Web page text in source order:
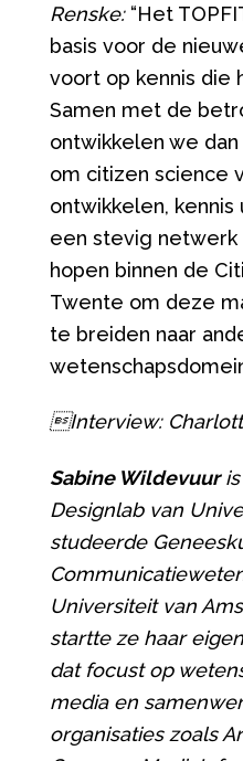
Renske:“Het
basis voor de
voort op kennis die
Samen met de
ontwikkelen we
om citizen science
ontwikkelen,
een stevig netwerk
hopen binnen de
Twente om deze
te breiden naar
Interview:
Sabine Wildevuuris
Designlab van
studeerde
Universiteit van
startte ze haar
dat focust op
media en
organisaties zoals